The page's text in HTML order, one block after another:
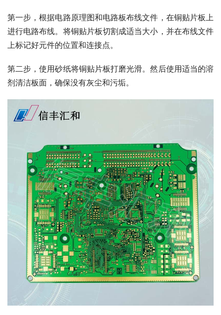
第一步，根据电路原理图和电路板布线文件，在铜贴片板上
进行电路布线。将铜贴片板切割成适当大小，并在布线文件
上标记好元件的位置和连接点。
第二步，使用砂纸将铜贴片板打磨光滑。然后使用适当的溶
剂清洁板面，确保没有灰尘和污垢。